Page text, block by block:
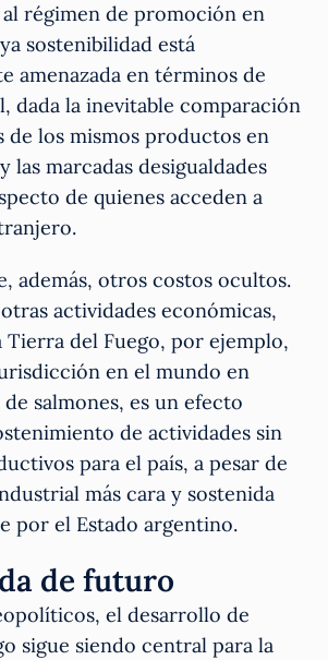
régimen de promoción en
sostenibilidad está
amenazada en términos de
dada la inevitable comparación
de los mismos productos en
las marcadas desigualdades
de quienes acceden a
además, otros costos ocultos.
actividades económicas,
del Fuego, por ejemplo,
en el mundo en
salmones, es un efecto
de actividades sin
para el país, a pesar de
más cara y sostenida
por el Estado argentino.
de futuro
el desarrollo de
sigue siendo central para la